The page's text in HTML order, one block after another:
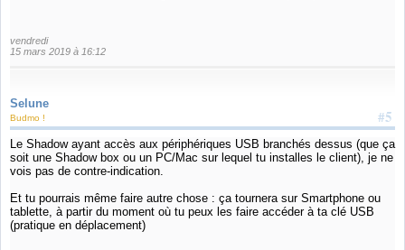
vendredi
15 mars 2019 à 16:12
Selune
#5
Budmo !
Le Shadow ayant accès aux périphériques USB branchés dessus (que ça
soit une Shadow box ou un PC/Mac sur lequel tu installes le client), je ne
vois pas de contre-indication.
Et tu pourrais même faire autre chose : ça tournera sur Smartphone ou
tablette, à partir du moment où tu peux les faire accéder à ta clé USB
(pratique en déplacement)